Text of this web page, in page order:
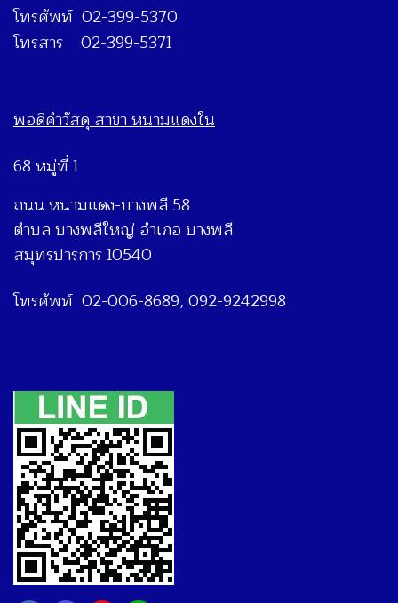
โทรศัพท์ 02-399-5370
โทรสาร 02-399-5371
พอดีคำวัสดุ สาขา หนามแดงใน
68 หมู่ที่ 1
ถนน หนามแดง-บางพลี 58
ตำบล บางพลีใหญ่ อำเภอ บางพลี
สมุทรปารการ 10540
โทรศัพท์ 02-006-8689, 092-9242998